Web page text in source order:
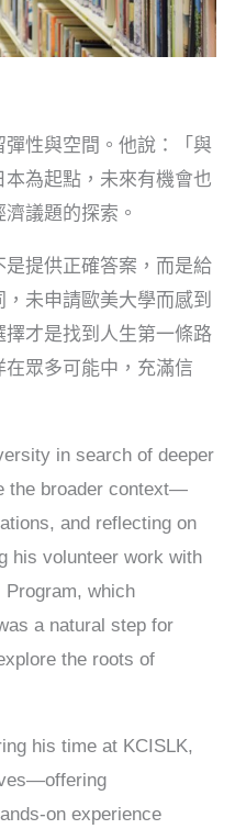
性與空間。他說：「與
為起點，未來有機會也
議題的探索。
提供正確答案，而是給
未申請歐美大學而感到
才是找到人生第一條路
眾多可能中，充滿信
in search of deeper
the broader context—
and reflecting on
his volunteer work with
Program, which
a natural step for
the roots of
his time at KCISLK,
on experience